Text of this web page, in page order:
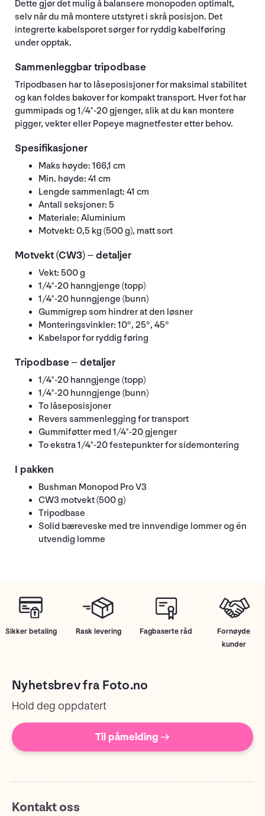
Dette gjør det mulig å balansere monopoden optimalt,
selv når du må montere utstyret i skrå posisjon. Det
integrerte kabelsporet sørger for ryddig kabelføring
under opptak.
Sammenleggbar tripodbase
Tripodbasen har to låseposisjoner for maksimal stabilitet
og kan foldes bakover for kompakt transport. Hver fot har
gummipads og 1/4"-20 gjenger, slik at du kan montere
pigger, vekter eller Popeye magnetfester etter behov.
Spesifikasjoner
Maks høyde: 166,1 cm
Min. høyde: 41 cm
Lengde sammenlagt: 41 cm
Antall seksjoner: 5
Materiale: Aluminium
Motvekt: 0,5 kg (500 g), matt sort
Motvekt (CW3) – detaljer
Vekt: 500 g
1/4"-20 hanngjenge (topp)
1/4"-20 hunngjenge (bunn)
Gummigrep som hindrer at den løsner
Monteringsvinkler: 10°, 25°, 45°
Kabelspor for ryddig føring
Tripodbase – detaljer
1/4"-20 hanngjenge (topp)
1/4"-20 hunngjenge (bunn)
To låseposisjoner
Revers sammenlegging for transport
Gummiføtter med 1/4"-20 gjenger
To ekstra 1/4"-20 festepunkter for sidemontering
I pakken
Bushman Monopod Pro V3
CW3 motvekt (500 g)
Tripodbase
Solid bæreveske med tre innvendige lommer og én
utvendig lomme
Sikker betaling Rask levering Fagbaserte råd
Fornøyde
kunder
Nyhetsbrev fra Foto.no
Hold deg oppdatert
Til påmelding →
Kontakt oss